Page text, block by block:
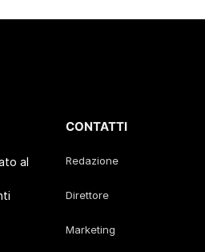
al
CONTATTI
Redazione
Direttore
Marketing